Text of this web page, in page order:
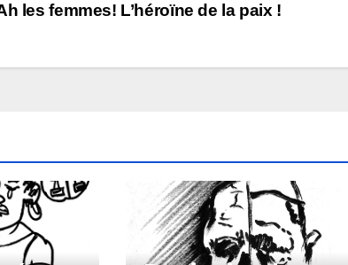
les femmes! L’héroïne de la paix !